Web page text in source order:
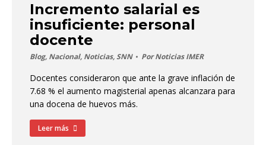
Incremento salarial es
insuficiente: personal
docente
Blog, Nacional, Noticias,SNN PorNoticias IMER
Docentes consideraron que ante la grave inflación de
7.68 % el aumento magisterial apenas alcanzara para
una docena de huevos más.
Leer más